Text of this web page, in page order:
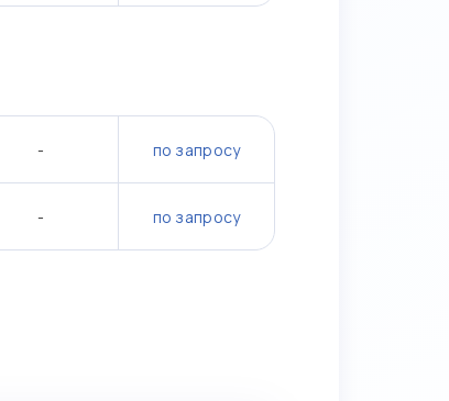
- по запросу
- по запросу